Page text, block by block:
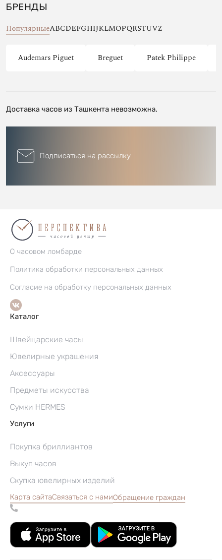
БРЕНДЫ
ПопулярныеABCDEFGHIJKLMOPQRSTUVZ
Audemars Piguet Breguet Patek Philippe
Доставка часов из Ташкента невозможна.
Подписаться на рассылку
О часовом ломбарде
Политика обработки персональных данных
Согласие на обработку персональных данных
Каталог
Швейцарские часы
Ювелирные украшения
Аксессуары
Предметы искусства
Сумки HERMES
Услуги
Покупка бриллиантов
Выкуп часов
Скупка ювелирных изделий
Карта сайтаСвязаться с намиОбращение граждан